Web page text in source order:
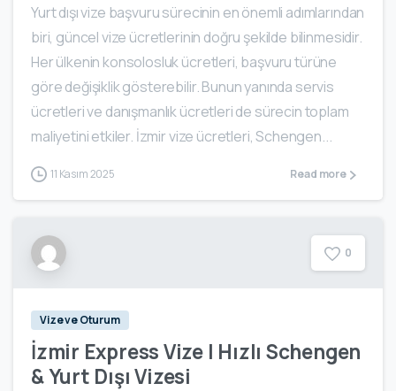
Yurt dışı vize başvuru sürecinin en önemli adımlarından
biri, güncel vize ücretlerinin doğru şekilde bilinmesidir.
Her ülkenin konsolosluk ücretleri, başvuru türüne
göre değişiklik gösterebilir. Bunun yanında servis
ücretleri ve danışmanlık ücretleri de sürecin toplam
maliyetini etkiler. İzmir vize ücretleri, Schengen...
11 Kasım 2025 Read more
0
Vize ve Oturum
İzmir Express Vize | Hızlı Schengen
& Yurt Dışı Vizesi